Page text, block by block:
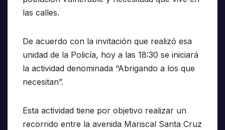
las calles.
De acuerdo con la invitación que realizó esa
unidad de la Policía, hoy a las 18:30 se iniciará
la actividad denominada “Abrigando a los que
necesitan”.
Esta actividad tiene por objetivo realizar un
recorrido entre la avenida Mariscal Santa Cruz